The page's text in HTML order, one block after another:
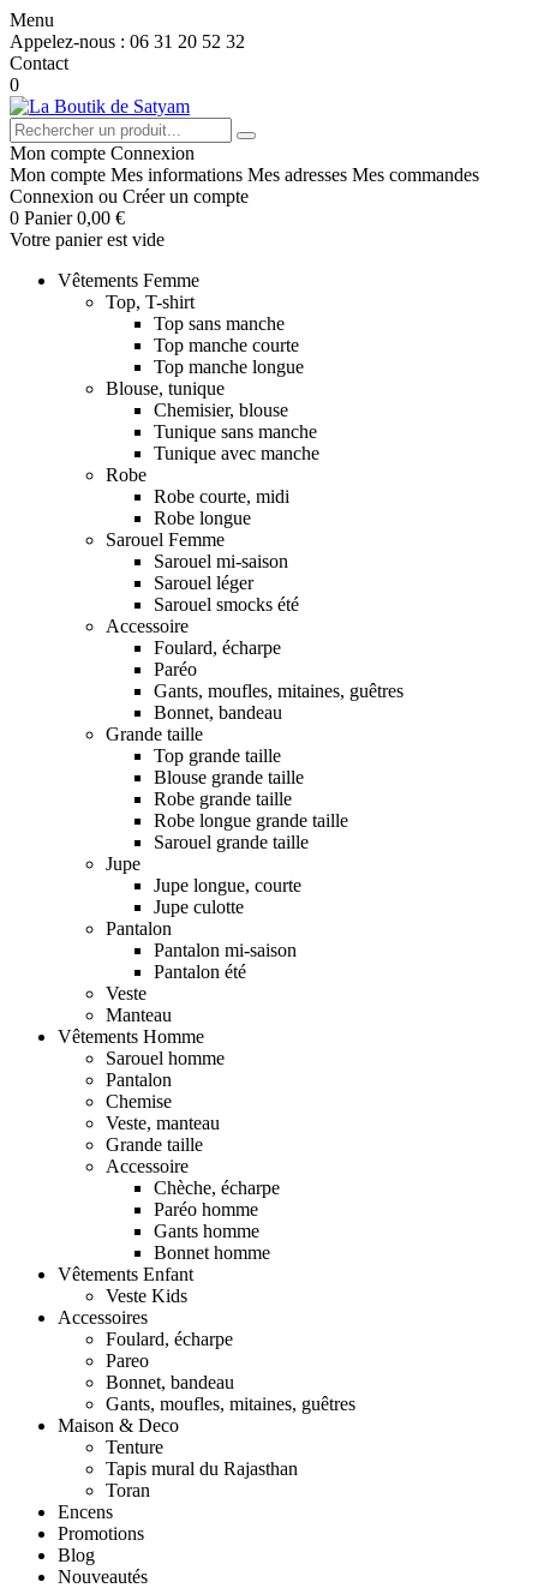
Menu
Appelez-nous : 06 31 20 52 32
Contact
0
Mon compte Connexion
Mon compte Mes informations Mes adresses Mes commandes
Connexion ou Créer un compte
0 Panier 0,00 €
Votre panier est vide
Vêtements Femme
Top, T-shirt
Top sans manche
Top manche courte
Top manche longue
Blouse, tunique
Chemisier, blouse
Tunique sans manche
Tunique avec manche
Robe
Robe courte, midi
Robe longue
Sarouel Femme
Sarouel mi-saison
Sarouel léger
Sarouel smocks été
Accessoire
Foulard, écharpe
Paréo
Gants, moufles, mitaines, guêtres
Bonnet, bandeau
Grande taille
Top grande taille
Blouse grande taille
Robe grande taille
Robe longue grande taille
Sarouel grande taille
Jupe
Jupe longue, courte
Jupe culotte
Pantalon
Pantalon mi-saison
Pantalon été
Veste
Manteau
Vêtements Homme
Sarouel homme
Pantalon
Chemise
Veste, manteau
Grande taille
Accessoire
Chèche, écharpe
Paréo homme
Gants homme
Bonnet homme
Vêtements Enfant
Veste Kids
Accessoires
Foulard, écharpe
Pareo
Bonnet, bandeau
Gants, moufles, mitaines, guêtres
Maison & Deco
Tenture
Tapis mural du Rajasthan
Toran
Encens
Promotions
Blog
Nouveautés